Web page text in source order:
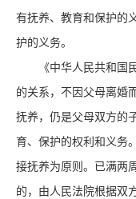
有抚养、教育和保护的
护的义务。
《中华人民共和国
的关系，不因父母离婚
抚养，仍是父母双方的
育、保护的权利和义务
接抚养为原则。已满两
的，由人民法院根据双